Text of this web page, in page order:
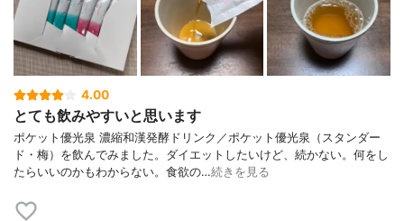
4.00
とても飲みやすいと思います
ポケット優光泉 濃縮和漢発酵ドリンク／ポケット優光泉（スタンダー
ド・梅）を飲んでみました。ダイエットしたいけど、続かない。何をし
たらいいのかもわからない。食欲の…続きを見る